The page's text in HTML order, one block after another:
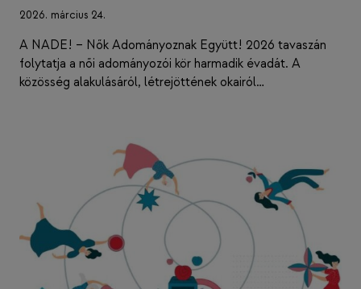
2026. március 24.
A NADE! – Nők Adományoznak Együtt! 2026 tavaszán
folytatja a női adományozói kör harmadik évadát. A
közösség alakulásáról, létrejöttének okairól…